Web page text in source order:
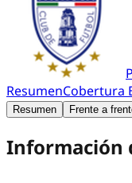
ResumenCobertura
Resumen Frente a
Información